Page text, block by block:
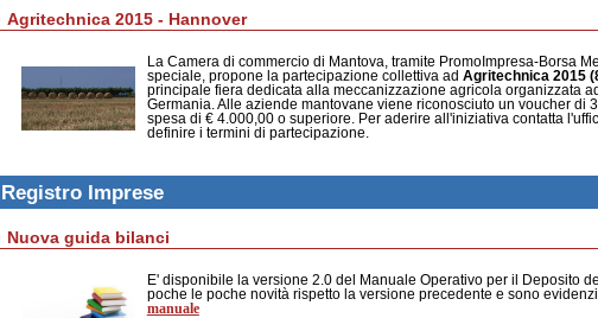
Agritechnica 2015 - Hannover
La Camera di commercio di Mantova, tramite PromoImpresa-Borsa
speciale, propone la partecipazione collettiva ad Agritechnica 2015
principale fiera dedicata alla meccanizzazione agricola organizzata
Germania. Alle aziende mantovane viene riconosciuto un voucher di
spesa di € 4.000,00 o superiore. Per aderire all'iniziativa contatta
definire i termini di partecipazione.
Registro Imprese
Nuova guida bilanci
E' disponibile la versione 2.0 del Manuale Operativo per il Deposito
poche le poche novità rispetto la versione precedente e sono
manuale